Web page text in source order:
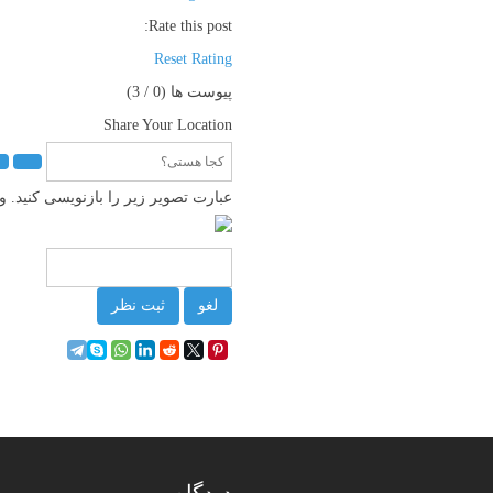
Rate this post:
Reset Rating
پیوست ها (0
/ 3)
Share Your Location
عبارت تصویر زیر را بازنویسی
لغو ثبت نظر